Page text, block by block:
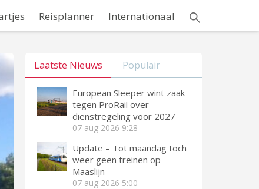
Reisplanner Internationaal
Laatste Nieuws Populair
European Sleeper wint zaak
tegen ProRail over
dienstregeling voor 2027
07 aug 2026 9:28
Update – Tot maandag toch
weer geen treinen op
Maaslijn
07 aug 2026 5:00